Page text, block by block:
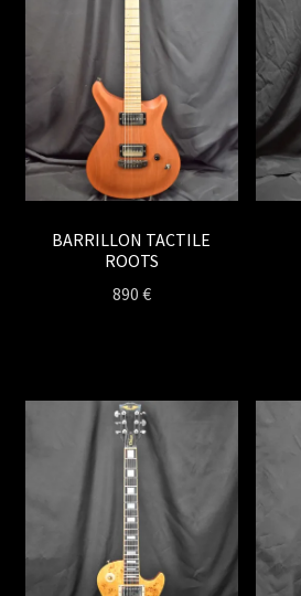
BARRILLON TACTILE
ROOTS
890 €